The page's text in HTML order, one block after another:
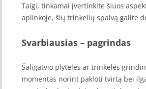
Taigi, tinkamai įvertinkite šiuos
aplinkoje, šių trinkelių spalvą galite
Svarbiausias – pagrindas
Šaligatvio plytelės ar trinkelės
momentas norint pakloti tvirtą bei